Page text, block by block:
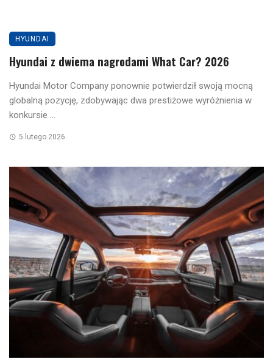
HYUNDAI
Hyundai z dwiema nagrodami What Car? 2026
Hyundai Motor Company ponownie potwierdził swoją mocną
globalną pozycję, zdobywając dwa prestiżowe wyróżnienia w
konkursie ...
5 lutego 2026